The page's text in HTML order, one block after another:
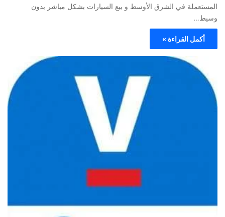
المستعملة في الشرق الأوسط و بيع السيارات بشكل مباشر بدون
وسيط…
أكمل القراءة »